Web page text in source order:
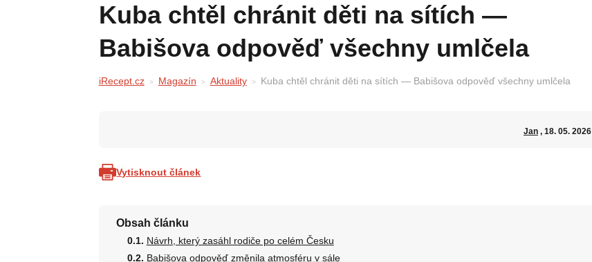
Kuba chtěl chránit děti na sítích —
Babišova odpověď všechny umlčela
iRecept.cz Magazín Aktuality Kuba chtěl chránit děti na sítích — Babišova odpověď všechny umlčela
Jan, 18. 05. 2026
Vytisknout článek
Obsah článku
Návrh, který zasáhl rodiče po celém Česku
Babišova odpověď změnila atmosféru v sále